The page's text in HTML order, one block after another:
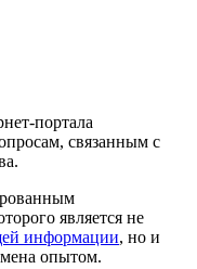
портала
связанным с
является не
информации, но и
опытом.